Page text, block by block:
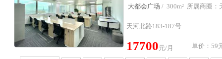
大都会广场 / 300m² 所属商圈：
天河北路183-187号
17700元/月 单价：59